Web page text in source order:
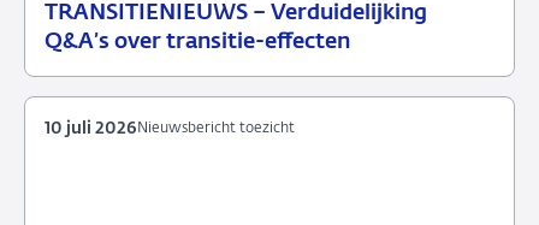
TRANSITIENIEUWS – Verduidelijking
Q&A’s over transitie-effecten
13
Nieuwsbericht
Nieuwsbericht toezicht
10 juli 2026